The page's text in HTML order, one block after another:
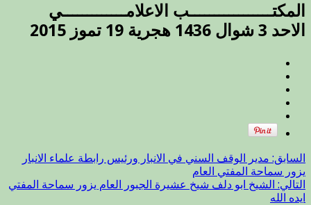
المكتـــــــــــــــــب الاعلامـــــــــــــي
الاحد 3 شوال 1436 هجرية 19 تموز 2015
السابق: مدير الوقف السني في الانبار ورئيس رابطة علماء الانبار
يزور سماحة المفتي العام
التالي: الشيخ ابو دلف شيخ عشيرة الجبور العام يزور سماحة المفتي
ايده الله